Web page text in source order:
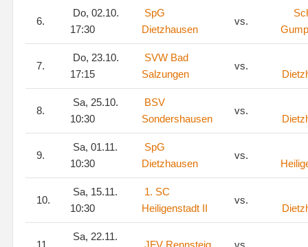
6.
Do, 02.10.
17:30
SpG
Dietzhausen
vs.
7.
Do, 23.10.
17:15
SVW Bad
Salzungen
vs.
8.
Sa, 25.10.
10:30
BSV
Sondershausen
vs.
9.
Sa, 01.11.
10:30
SpG
Dietzhausen
vs.
10.
Sa, 15.11.
10:30
1. SC
Heiligenstadt II
vs.
11.
Sa, 22.11.
JFV Rennsteig vs.